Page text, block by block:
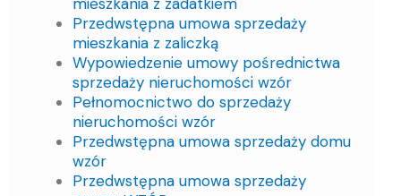
Przedwstępna umowa sprzedaży
mieszkania z zaliczką
Wypowiedzenie umowy pośrednictwa
sprzedaży nieruchomości wzór
Pełnomocnictwo do sprzedaży
nieruchomości wzór
Przedwstępna umowa sprzedaży domu
wzór
Przedwstępna umowa sprzedaży